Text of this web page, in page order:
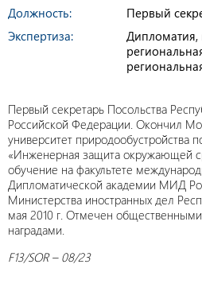
Должность:
Первый
Экспертиза:
Дипломатия,
Первый секретарь Посольства
Российской Федерации. Окончил
университет природообустройства
«Инженерная защита окружающей
обучение на факультете
Дипломатической академии МИД
Министерства иностранных дел
мая 2010 г. Отмечен
наградами.
F13/SOR – 08/23